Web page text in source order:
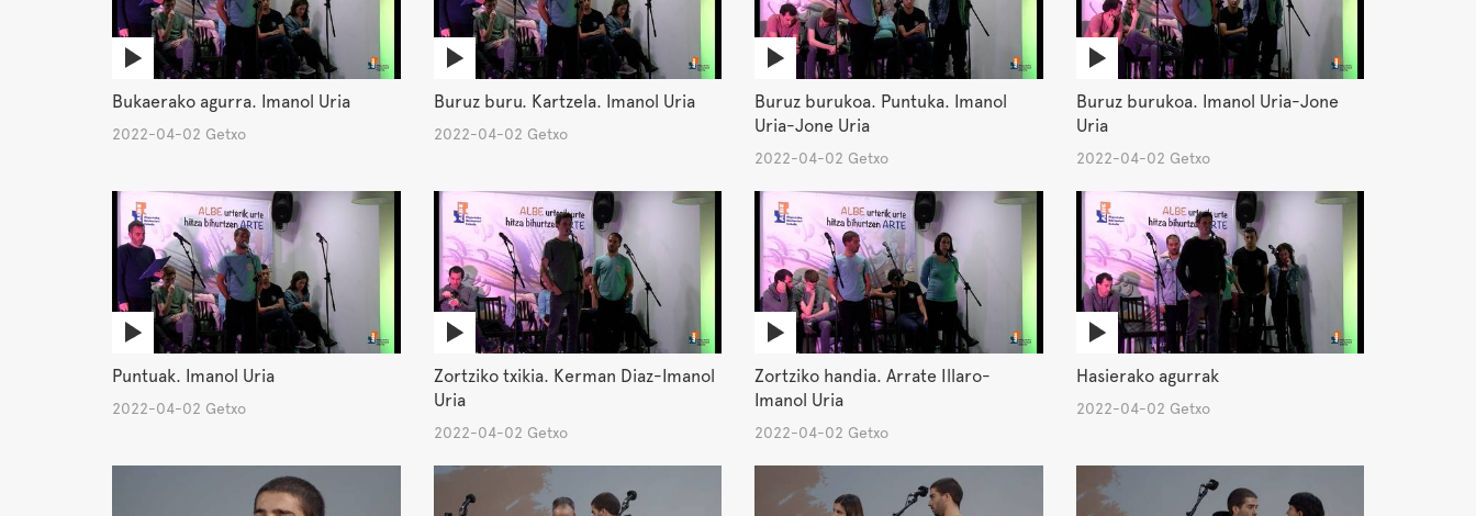
Bukaerako agurra. Imanol Uria
2022-04-02 Getxo
Buruz buru. Kartzela. Imanol Uria
2022-04-02 Getxo
Buruz burukoa. Puntuka. Imanol
Uria-Jone Uria
2022-04-02 Getxo
Buruz burukoa. Imanol Uria-Jone
Uria
2022-04-02 Getxo
Puntuak. Imanol Uria
2022-04-02 Getxo
Zortziko txikia. Kerman Diaz-Imanol
Uria
2022-04-02 Getxo
Zortziko handia. Arrate Illaro-
Imanol Uria
2022-04-02 Getxo
Hasierako agurrak
2022-04-02 Getxo